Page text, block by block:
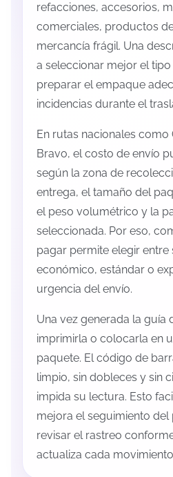
refacciones, accesorios,
comerciales, productos
mercancía frágil. Una
a seleccionar mejor el
preparar el empaque
incidencias durante el
En rutas nacionales como
Bravo, el costo de envío
según la zona de
entrega, el tamaño del
el peso volumétrico y la
seleccionada. Por eso,
pagar permite elegir entre
económico, estándar o
urgencia del envío.
Una vez generada la guía
imprimirla o colocarla en
paquete. El código de
limpio, sin dobleces y sin
impida su lectura. Esto
mejora el seguimiento
revisar el rastreo
actualiza cada